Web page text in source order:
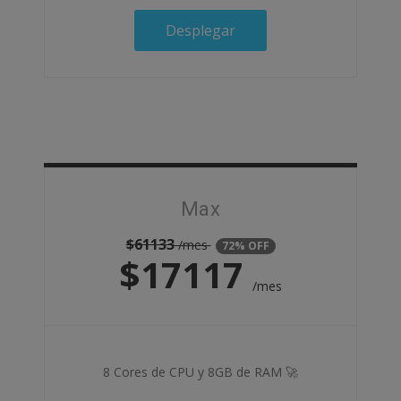
Desplegar
Max
$61133/mes 72% OFF
$17117 /mes
8 Cores de CPU y 8GB de RAM 🚀